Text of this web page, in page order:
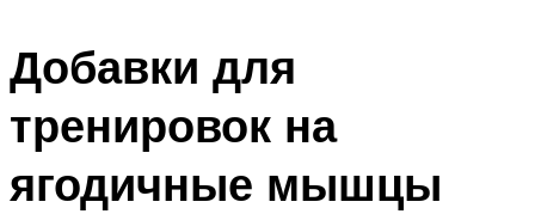
Добавки для
тренировок на
ягодичные мышцы